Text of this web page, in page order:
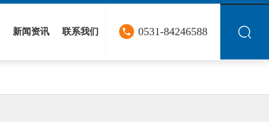
新闻资讯 联系我们 0531-84246588